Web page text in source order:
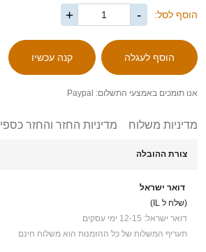
הוסף לסל: -
+
אנו תומכים באמצעי התשלום: Paypal
מדיניות משלוח מדיניות החזר והחזר כספי
צורת ההובלה
דואר ישראל
(שלח ל IL)
דואר ישראל: 12-15 ימי עסקים
תעריף המשלוח של כל ההזמנות הוא משלוח חינם